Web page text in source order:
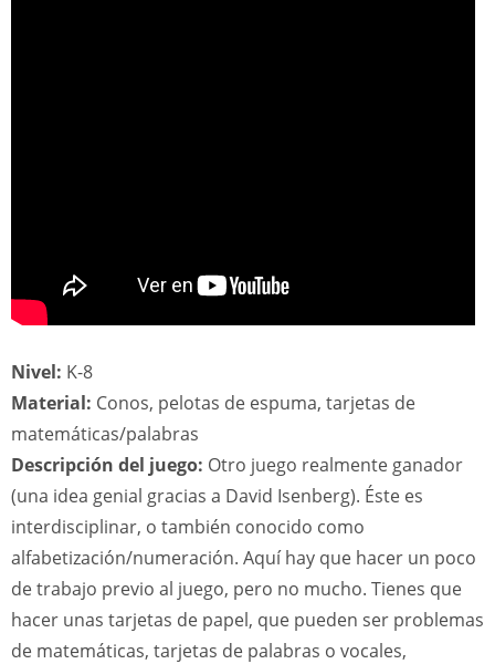
Nivel: K-8
Material: Conos, pelotas de espuma, tarjetas de
matemáticas/palabras
Descripción del juego: Otro juego realmente ganador
(una idea genial gracias a David Isenberg). Éste es
interdisciplinar, o también conocido como
alfabetización/numeración. Aquí hay que hacer un poco
de trabajo previo al juego, pero no mucho. Tienes que
hacer unas tarjetas de papel, que pueden ser problemas
de matemáticas, tarjetas de palabras o vocales,